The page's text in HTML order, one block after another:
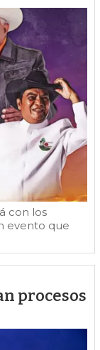
con los
evento que
procesos